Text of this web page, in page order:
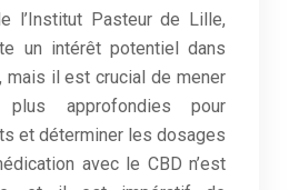
l’Institut Pasteur de Lille,
un intérêt potentiel dans
mais il est crucial de mener
plus approfondies pour
et déterminer les dosages
avec le CBD n’est